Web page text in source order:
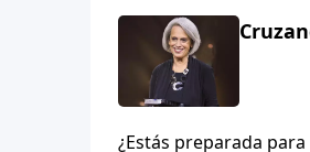
¿Estás preparada